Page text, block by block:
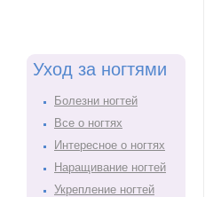
Уход за ногтями
Болезни ногтей
Все о ногтях
Интересное о ногтях
Наращивание ногтей
Укрепление ногтей